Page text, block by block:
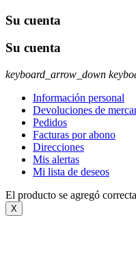
Su cuenta
Su cuenta
keyboard_arrow_down
Información personal
Devoluciones de
Pedidos
Facturas por abono
Direcciones
Mis alertas
Mi lista de deseos
El producto se agregó
X